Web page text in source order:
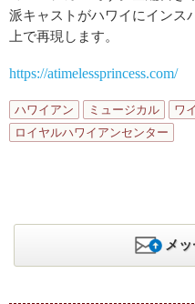
派キャストがハワイにインス
上で再現します。
https://atimelessprincess.com/
ハワイアン ミュージカル ワ
ロイヤルハワイアンセンター
メ